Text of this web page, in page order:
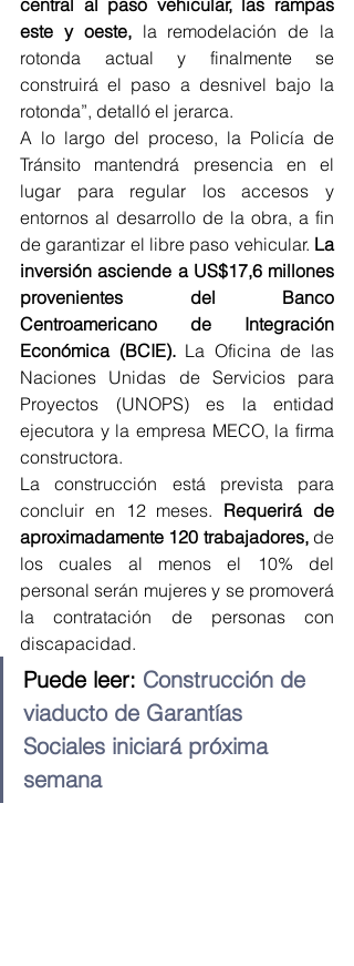
central al paso vehicular, las rampas
este y oeste, la remodelación de la
rotonda actual y finalmente se
construirá el paso a desnivel bajo la
rotonda”, detalló el jerarca.
A lo largo del proceso, la Policía de
Tránsito mantendrá presencia en el
lugar para regular los accesos y
entornos al desarrollo de la obra, a fin
de garantizar el libre paso vehicular. La
inversión asciende a US$17,6 millones
provenientes del Banco
Centroamericano de Integración
Económica (BCIE). La Oficina de las
Naciones Unidas de Servicios para
Proyectos (UNOPS) es la entidad
ejecutora y la empresa MECO, la firma
constructora.
La construcción está prevista para
concluir en 12 meses. Requerirá de
aproximadamente 120 trabajadores, de
los cuales al menos el 10% del
personal serán mujeres y se promoverá
la contratación de personas con
discapacidad.
Puede leer: Construcción de
viaducto de Garantías
Sociales iniciará próxima
semana